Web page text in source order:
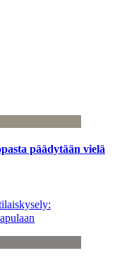
päädytään vielä